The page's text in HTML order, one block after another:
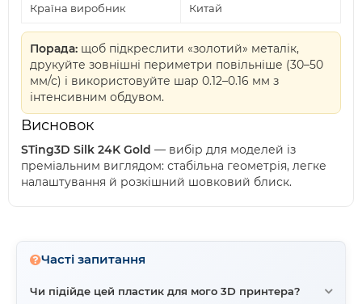
Країна виробник Китай
Порада: щоб підкреслити «золотий» металік,
друкуйте зовнішні периметри повільніше (30–50
мм/с) і використовуйте шар 0.12–0.16 мм з
інтенсивним обдувом.
Висновок
STing3D Silk 24K Gold — вибір для моделей із
преміальним виглядом: стабільна геометрія, легке
налаштування й розкішний шовковий блиск.
Часті запитання
Чи підійде цей пластик для мого 3D принтера?